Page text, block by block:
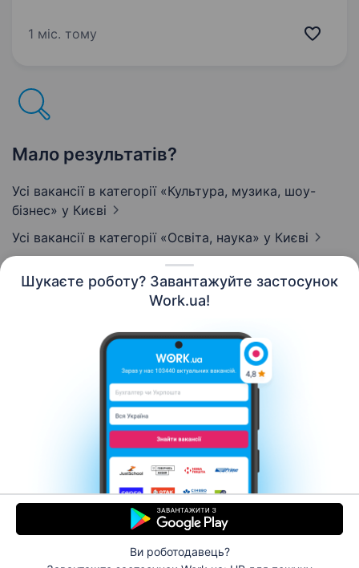
Шукаєте роботу? Завантажуйте застосунок
Work.ua!
Ви роботодавець?
дітей. Знання методики музичного виховання
1 міс. тому
Мало результатів?
Усі вакансії в категорії «Культура, музика, шоу-
бізнес» у Києві
Усі вакансії в категорії «Освіта, наука» у Києві
Контакти Про нас
Кар’єра
Допомога Умови використання
© 2006–2026 Work.ua. Сервіс пошуку роботи №1 в